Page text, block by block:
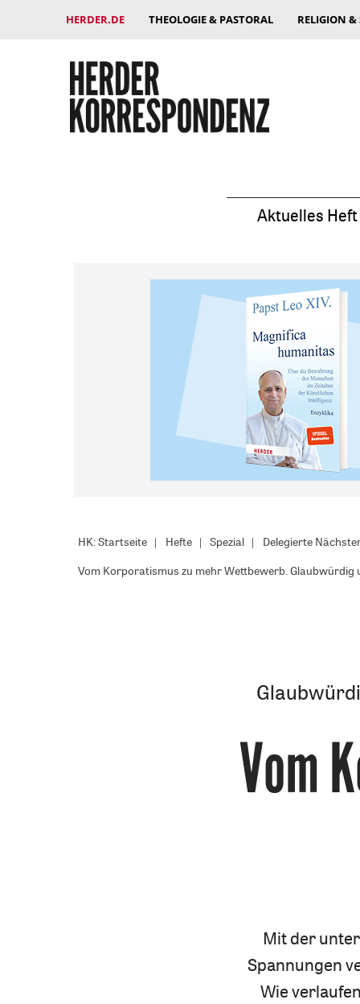
HERDER.DE THEOLOGIE & PASTORAL RELIGION
Aktuelles Heft
HK: Startseite Hefte Spezial Delegierte
Vom Korporatismus zu mehr Wettbewerb.
Vom
Mit der
Spannungen
Wie